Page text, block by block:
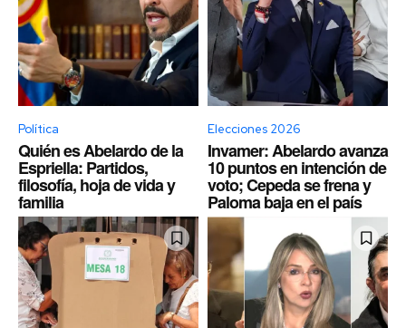
Política
Quién es Abelardo de la
Espriella: Partidos,
filosofía, hoja de vida y
familia
Elecciones 2026
Invamer: Abelardo avanza
10 puntos en intención de
voto; Cepeda se frena y
Paloma baja en el país